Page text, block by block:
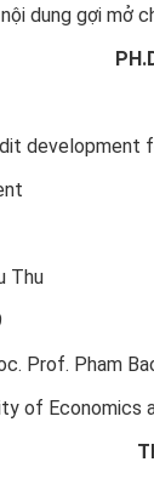
dung gợi mở
development
Thu
Prof. Pham
of Economics